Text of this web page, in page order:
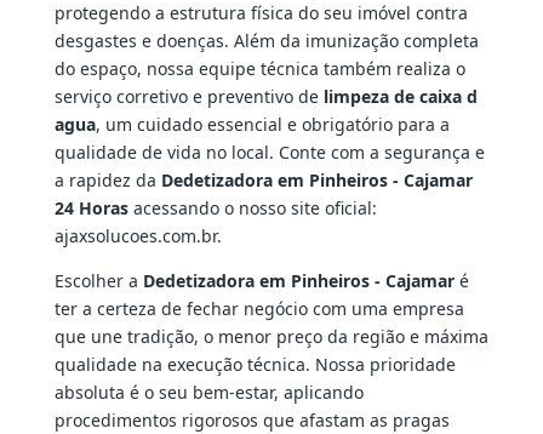
protegendo a estrutura física do seu imóvel contra
desgastes e doenças. Além da imunização completa
do espaço, nossa equipe técnica também realiza o
serviço corretivo e preventivo de limpeza de caixa d
agua, um cuidado essencial e obrigatório para a
qualidade de vida no local. Conte com a segurança e
a rapidez da Dedetizadora em Pinheiros - Cajamar
24 Horasacessando o nosso site oficial:
ajaxsolucoes.com.br.
Escolher a Dedetizadora em Pinheiros - Cajamaré
ter a certeza de fechar negócio com uma empresa
que une tradição, o menor preço da região e máxima
qualidade na execução técnica. Nossa prioridade
absoluta é o seu bem-estar, aplicando
procedimentos rigorosos que afastam as pragas